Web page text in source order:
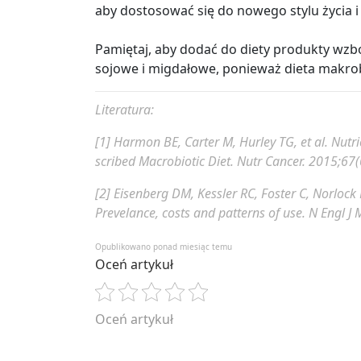
Przygotowanie:kaszę ugotuj według
i mieszankę kasz.
oliwa z oliwek – 4 łyżki,
woda–1,5 szklanki,
cynamon.
Przygotowanie:ugotowaną kaszę
stopniowo dodawaj wodę, oliwę oraz
tłuszczu.
aby dostosować się do nowego stylu życia
Pamiętaj, aby dodać do diety produkty
sojowe i migdałowe, ponieważ dieta
Literatura:
[1] Harmon BE, Carter M, Hurley TG, et al.
scribed Macrobiotic Diet. Nutr Cancer.
[2] Eisenberg DM, Kessler RC, Foster C,
Prevelance, costs and patterns of use. N Engl J
Opublikowano ponad miesiąc temu
Oceń artykuł
Oceń artykuł